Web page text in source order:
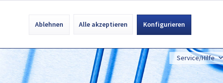
Ablehnen Alle akzeptieren Konfigurieren
Service/Hilfe